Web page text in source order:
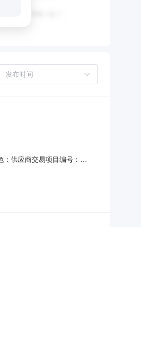
供应商交易项目编号：